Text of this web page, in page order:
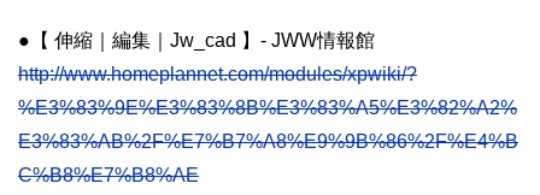
●【 伸縮｜編集｜Jw_cad 】- JWW情報館
http://www.homeplannet.com/modules/xpwiki/?
%E3%83%9E%E3%83%8B%E3%83%A5%E3%82%A2%
E3%83%AB%2F%E7%B7%A8%E9%9B%86%2F%E4%B
C%B8%E7%B8%AE